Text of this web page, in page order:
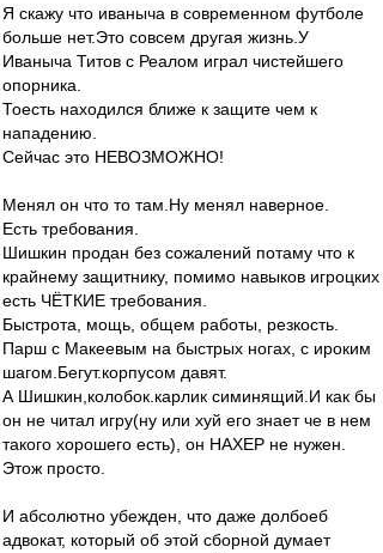
Я скажу что иваныча в современном футболе
больше нет.Это совсем другая жизнь.У
Иваныча Титов с Реалом играл чистейшего
опорника.
Тоесть находился ближе к защите чем к
нападению.
Сейчас это НЕВОЗМОЖНО!
Менял он что то там.Ну менял наверное.
Есть требования.
Шишкин продан без сожалений потаму что к
крайнему защитнику, помимо навыков игроцких
есть ЧЁТКИЕ требования.
Быстрота, мощь, общем работы, резкость.
Парш с Макеевым на быстрых ногах, с ироким
шагом.Бегут.корпусом давят.
А Шишкин,колобок.карлик симинящий.И как бы
он не читал игру(ну или хуй его знает че в нем
такого хорошего есть), он НАХЕР не нужен.
Этож просто.
И абсолютно убежден, что даже долбоеб
адвокат, который об этой сборной думает